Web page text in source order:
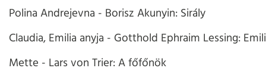
Polina Andrejevna - Borisz Akunyin: Sirály
Claudia, Emilia anyja - Gotthold Ephraim Lessing:
Mette - Lars von Trier: A főfőnök